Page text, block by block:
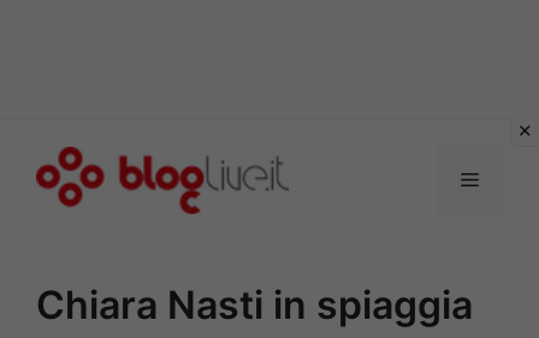
Menu
Chiara Nasti in spiaggia